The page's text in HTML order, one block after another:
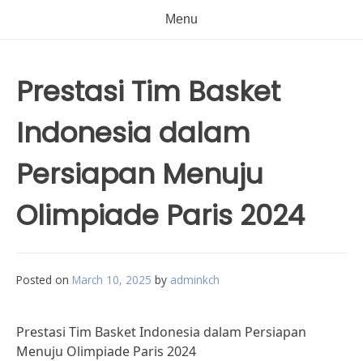
Menu
Prestasi Tim Basket
Indonesia dalam
Persiapan Menuju
Olimpiade Paris 2024
Posted on March 10, 2025 by adminkch
Prestasi Tim Basket Indonesia dalam Persiapan
Menuju Olimpiade Paris 2024